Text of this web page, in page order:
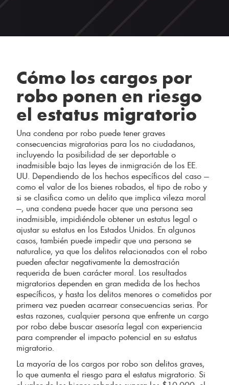
Cómo los cargos por
robo ponen en riesgo
el estatus migratorio
Una condena por robo puede tener graves
consecuencias migratorias para los no ciudadanos,
incluyendo la posibilidad de ser deportable o
inadmisible bajo las leyes de inmigración de los EE.
UU. Dependiendo de los hechos específicos del caso —
como el valor de los bienes robados, el tipo de robo y
si se clasifica como un delito que implica vileza moral
—, una condena puede hacer que una persona sea
inadmisible, impidiéndole obtener un estatus legal o
ajustar su estatus en los Estados Unidos. En algunos
casos, también puede impedir que una persona se
naturalice, ya que los delitos relacionados con el robo
pueden afectar negativamente la demostración
requerida de buen carácter moral. Los resultados
migratorios dependen en gran medida de los hechos
específicos, y hasta los delitos menores o cometidos por
primera vez pueden acarrear consecuencias serias. Por
estas razones, cualquier persona que enfrente un cargo
por robo debe buscar asesoría legal con experiencia
para comprender el impacto potencial en su estatus
migratorio.
La mayoría de los cargos por robo son delitos graves,
lo que aumenta el riesgo para el estatus migratorio. Si